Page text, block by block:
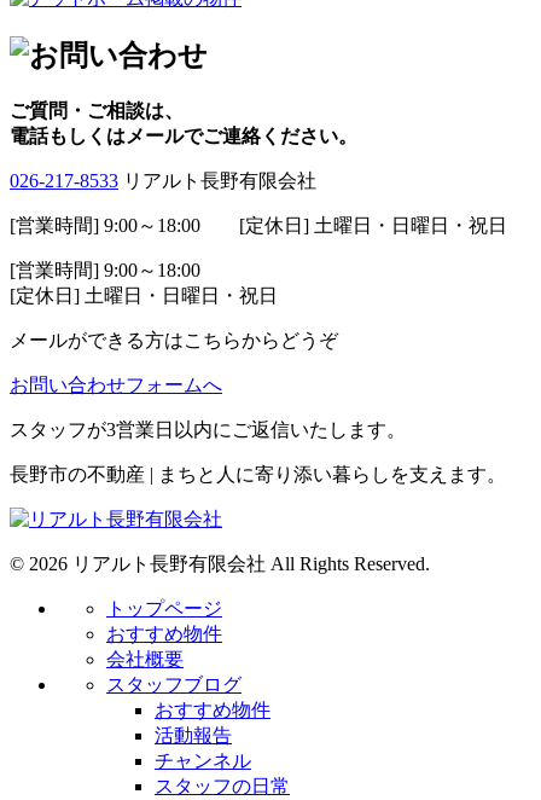
ご質問・ご相談は、
電話もしくはメールでご連絡ください。
026-217-8533 リアルト長野有限会社
[営業時間] 9:00～18:00 [定休日] 土曜日・日曜日・祝日
[営業時間] 9:00～18:00
[定休日] 土曜日・日曜日・祝日
メールができる方はこちらからどうぞ
お問い合わせフォームへ
スタッフが3営業日以内にご返信いたします。
長野市の不動産 | まちと人に寄り添い暮らしを支えます。
© 2026 リアルト長野有限会社 All Rights Reserved.
トップページ
おすすめ物件
会社概要
スタッフブログ
おすすめ物件
活動報告
チャンネル
スタッフの日常